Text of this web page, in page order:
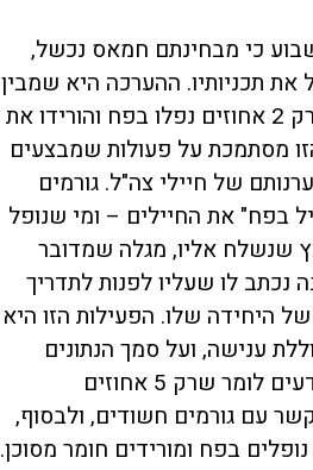
כי מבחינתם חמאס נכשל,
את תכניותיו. ההערכה היא שמבין
החיילים שקיבלו פנייה, רק 2 אחוזים נפלו בפח והורידו את
מסתמכת על פעולות שמבצעים
של חיילי צה"ל. גורמים
בפח" את החיילים – ומי שנופל
שנשלח אליו, מגלה שמדובר
נכתב לו שעליו לפנות לתדריך
היחידה שלו. הפעילות הזו היא
ענישה, ועל סמך הנתונים
הנובעים ממנה, באמ"ן יודעים לומר שרק 5 אחוזים
עם גורמים חשודים, ולבסוף,